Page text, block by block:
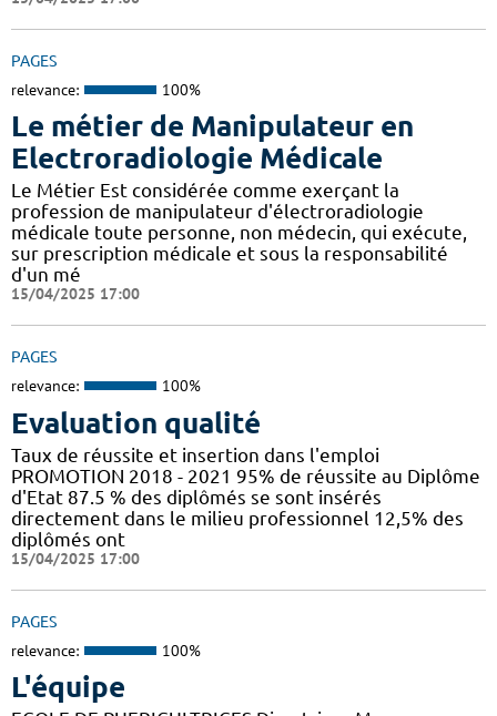
PAGES
relevance: 100%
Le métier de Manipulateur en
Electroradiologie Médicale
Le Métier Est considérée comme exerçant la
profession de manipulateur d'électroradiologie
médicale toute personne, non médecin, qui exécute,
sur prescription médicale et sous la responsabilité
d'un mé
15/04/2025 17:00
PAGES
relevance: 100%
Evaluation qualité
Taux de réussite et insertion dans l'emploi
PROMOTION 2018 - 2021 95% de réussite au Diplôme
d'Etat 87.5 % des diplômés se sont insérés
directement dans le milieu professionnel 12,5% des
diplômés ont
15/04/2025 17:00
PAGES
relevance: 100%
L'équipe